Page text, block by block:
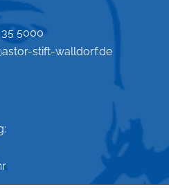
5000
stift-walldorf.de